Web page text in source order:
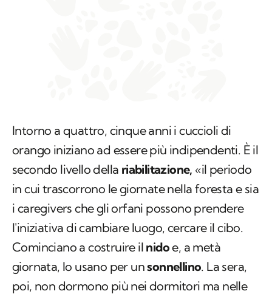
Intorno a quattro, cinque anni i cuccioli di
orango iniziano ad essere più indipendenti. È il
secondo livello della riabilitazione, «il periodo
in cui trascorrono le giornate nella foresta e sia
i caregivers che gli orfani possono prendere
l'iniziativa di cambiare luogo, cercare il cibo.
Cominciano a costruire il nidoe, a metà
giornata, lo usano per unsonnellino. La sera,
poi, non dormono più nei dormitori ma nelle